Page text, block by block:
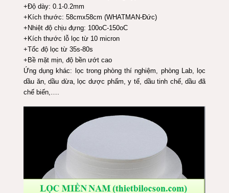
+Độ dày: 0.1-0.2mm
+Kích thước: 58cmx58cm (WHATMAN-Đức)
+Nhiệt độ chịu đựng: 100oC-150oC
+Kích thước lỗ lọc từ 10 micron
+Tốc độ lọc từ 35s-80s
+Bề mặt mịn, độ bền ướt cao
Ứng dụng khác: lọc trong phòng thí nghiệm, phòng Lab, lọc
dầu ăn, dầu dừa, lọc dược phẩm, y tế, dầu tinh chế, dầu đã
chế biến,….